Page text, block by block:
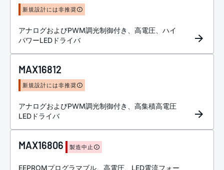
新規設計には非推奨
アナログおよびPWM調光制御付き、高電圧、ハイ
パワーLEDドライバ
MAX16812
新規設計には非推奨
アナログおよびPWM調光制御付き、高集積高電圧
LEDドライバ
MAX16806 製造中止
EEPROMプログラマブル、高電圧、LED電流フォー